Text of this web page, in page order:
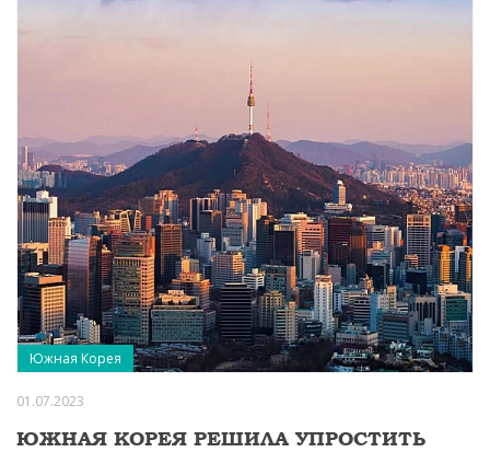
Южная Корея
01.07.2023
ЮЖНАЯ КОРЕЯ РЕШИЛА УПРОСТИТЬ